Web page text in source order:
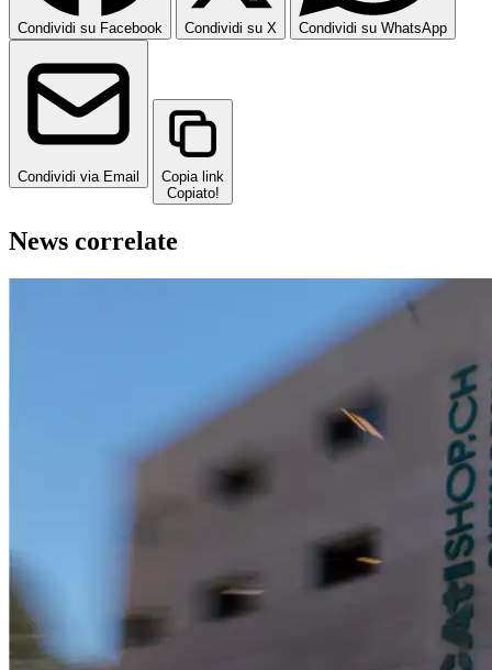
Condividi su Facebook Condividi su X Condividi su WhatsApp
Condividi via Email
Copia link
Copiato!
News correlate